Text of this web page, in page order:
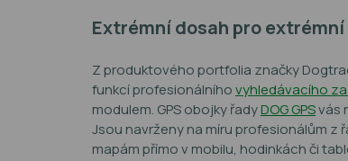
Extrémní dosah pro extrémní
Z produktového portfolia značky
funkcíprofesionálníhovyhledávacího
modulem. GPS obojky řadyDOG GPSvás
Jsou navrženy na míru profesionálům z
mapám přímo v mobilu, hodinkách či